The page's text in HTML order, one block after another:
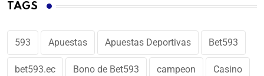
TAGS
593 Apuestas Apuestas Deportivas Bet593
bet593.ec Bono de Bet593 campeon Casino